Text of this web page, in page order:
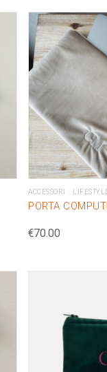
ACCESSORI
PORTA
€70.00